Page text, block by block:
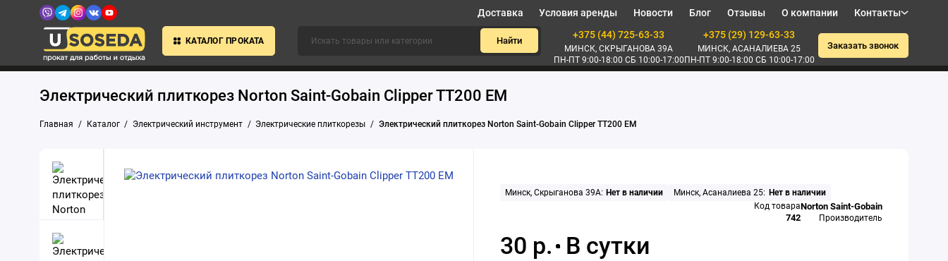
Доставка Условия аренды Новости Блог Отзывы О компании Контакты
КАТАЛОГ ПРОКАТА Найти
+375 (44) 725-63-33
МИНСК, СКРЫГАНОВА 39А
ПН-ПТ 9:00-18:00 СБ 10:00-17:00
+375 (29) 129-63-33
МИНСК, АСАНАЛИЕВА 25
ПН-ПТ 9:00-18:00 СБ 10:00-17:00
Заказать звонок
Электрический плиткорез Norton Saint-Gobain Clipper TT200 EM
Главная Каталог Электрический инструмент Электрические плиткорезы Электрический плиткорез Norton Saint-Gobain Clipper TT200 EM
Минск, Скрыганова 39А: Нет в наличии Минск, Асаналиева 25: Нет в наличии
Код товара
742
Norton Saint-Gobain
Производитель
30 р.